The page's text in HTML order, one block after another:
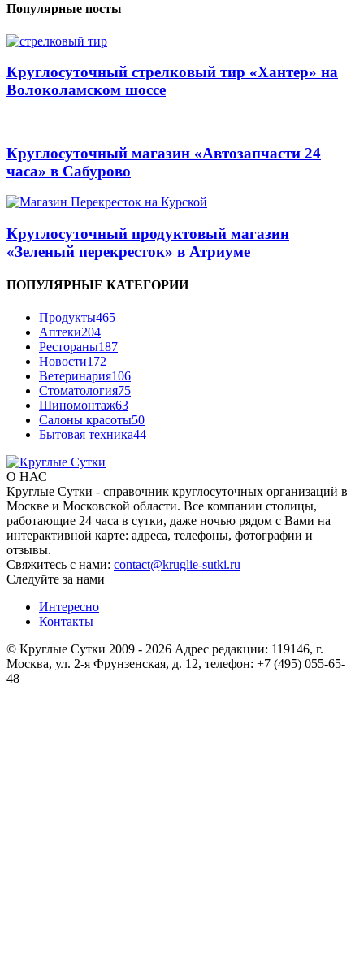
Популярные посты
Круглосуточный стрелковый тир «Хантер» на
Волоколамском шоссе
Круглосуточный магазин «Автозапчасти 24
часа» в Сабурово
Круглосуточный продуктовый магазин
«Зеленый перекресток» в Атриуме
ПОПУЛЯРНЫЕ КАТЕГОРИИ
Продукты465
Аптеки204
Рестораны187
Новости172
Ветеринария106
Стоматология75
Шиномонтаж63
Салоны красоты50
Бытовая техника44
О НАС
Круглые Сутки - справочник круглосуточных организаций в
Москве и Московской области. Все компании столицы,
работающие 24 часа в сутки, даже ночью рядом с Вами на
интерактивной карте: адреса, телефоны, фотографии и
отзывы.
Свяжитесь с нами: contact@kruglie-sutki.ru
Следуйте за нами
Интересно
Контакты
© Круглые Сутки 2009 - 2026 Адрес редакции: 119146, г.
Москва, ул. 2-я Фрунзенская, д. 12, телефон: +7 (495) 055-65-
48